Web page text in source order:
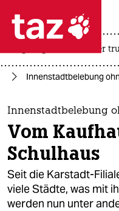
 taz
themen
politik
öko
gesellschaft
usa unter
Innenstadtbelebung
Innenstadtbelebung
Vom
Schulhaus
Seit die Karstadt-
viele Städte, was mit
werden nun unter